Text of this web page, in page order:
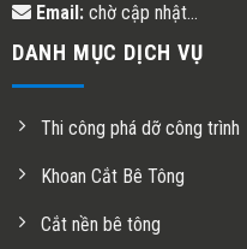
Email: chờ cập nhật...
DANH MỤC DỊCH VỤ
Thi công phá dỡ công trình
Khoan Cắt Bê Tông
Cắt nền bê tông